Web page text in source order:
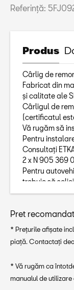
Referinţă:
Produs
Cârlig de
Fabricat din
şi calitate ale
Cârligul de
(certificatul
Vă rugăm să
Pentru
Consultaţi
2 x N 905 369
Pentru
trebuie să
(pentru mai
Șuruburi: 2 x
Mecanism de
Culoare: Negru
Material: fier
Limitări:
începând cu
Pret
* Prețurile afișate
piață. Contactați
* Vă rugăm ca
manualul de utilizare